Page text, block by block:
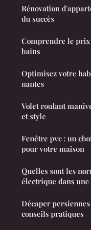
Rénovation
du succès
Comprendre le prix
bains
Optimisez votre
nantes
Volet roulant
et style
Fenêtre pvc : un
pour votre maison
Quelles sont les
électrique dans
Décaper
conseils pratiques